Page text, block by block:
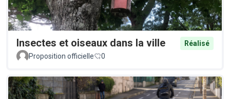
Insectes et oiseaux dans la ville
Réalisé
Proposition officielle
0